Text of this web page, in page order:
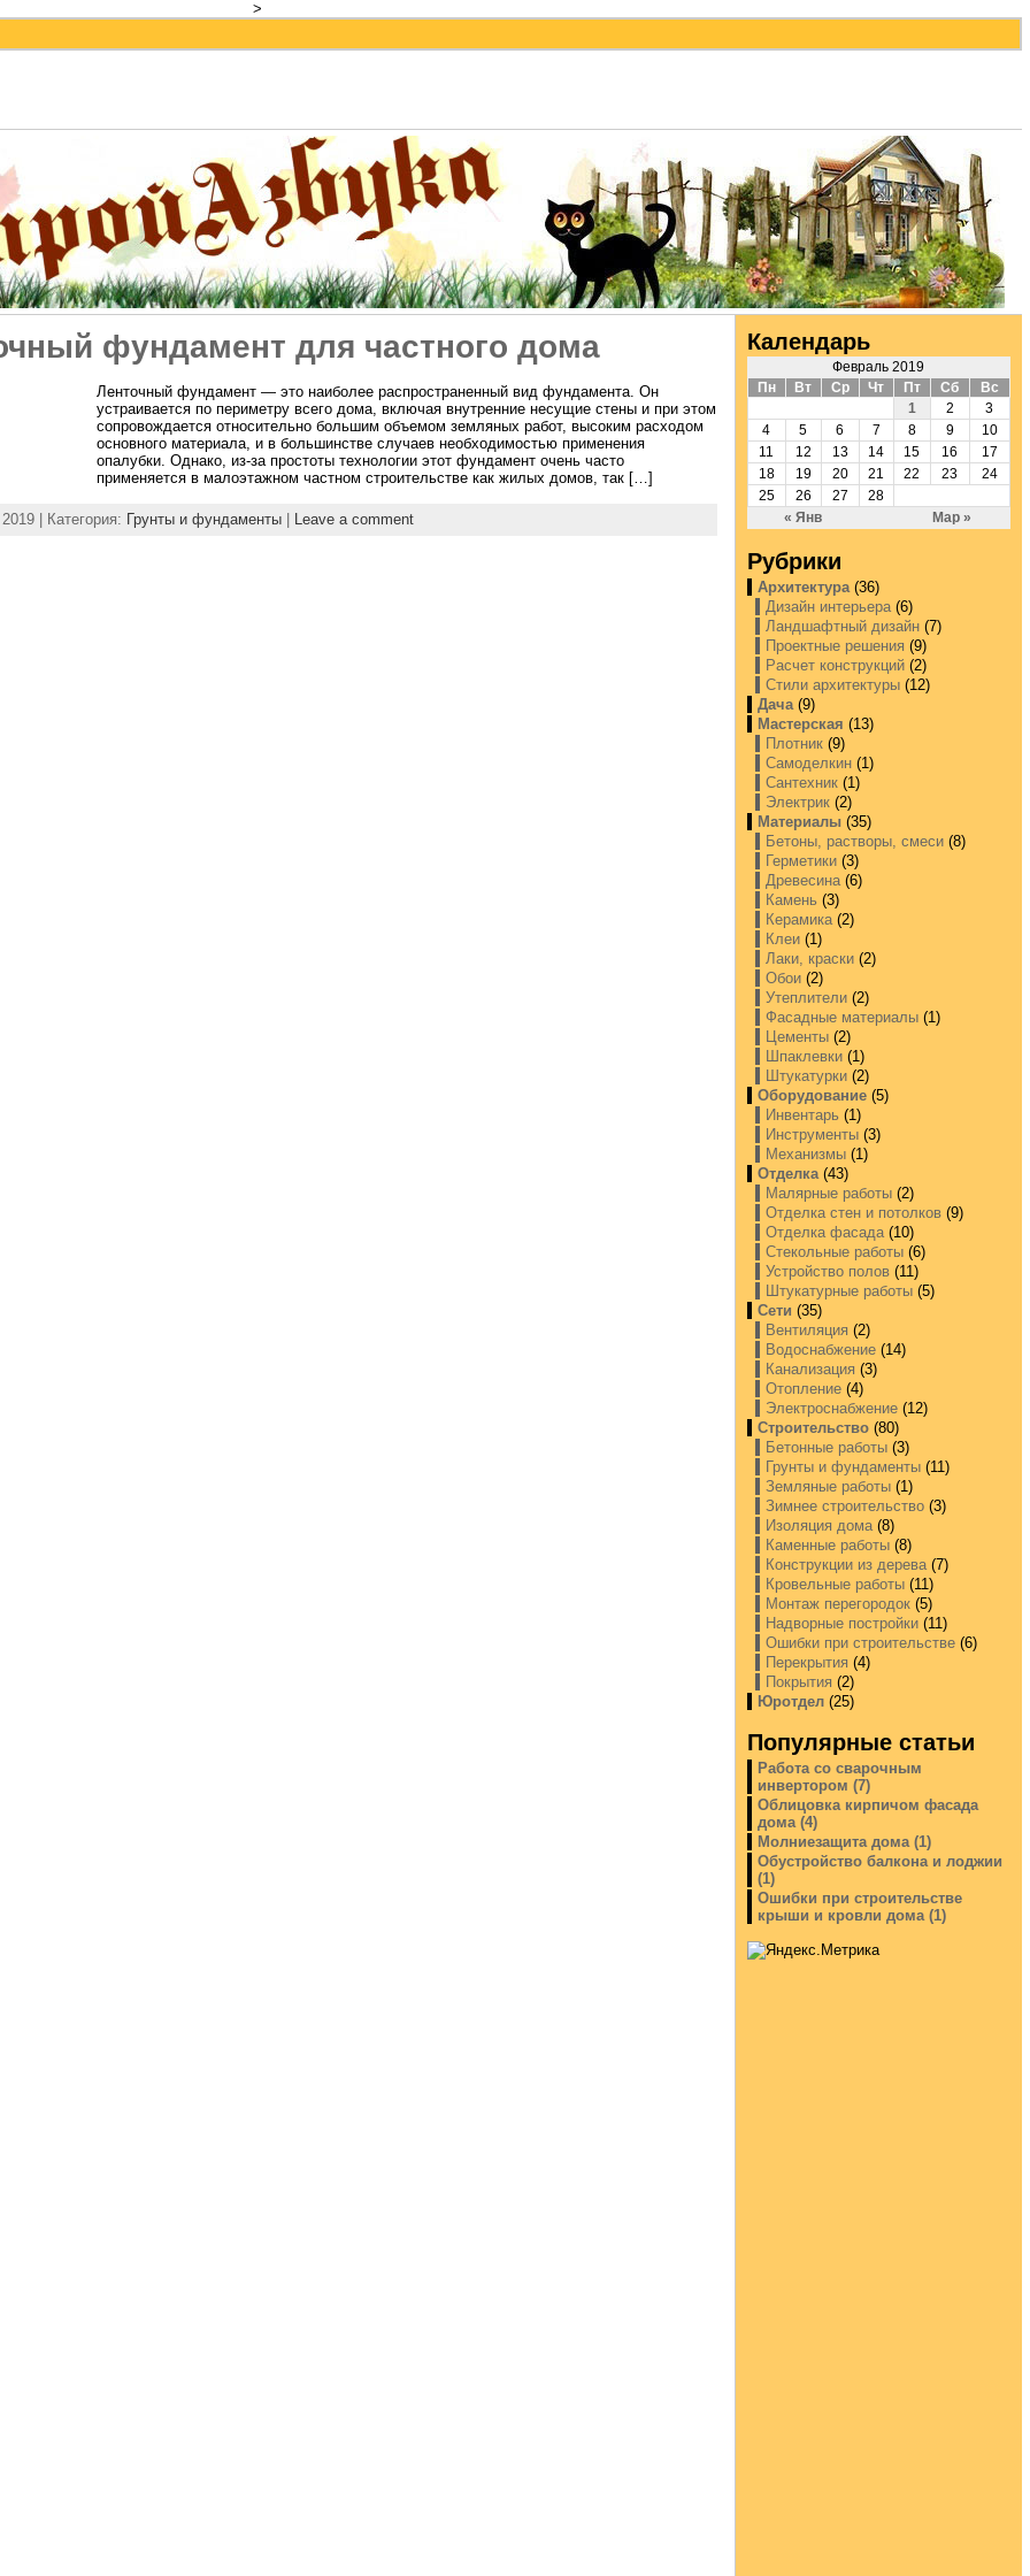
>
фундамент для частного дома
Ленточный фундамент — это наиболее распространенный вид фундамента. Он
устраивается по периметру всего дома, включая внутренние несущие стены и при этом
сопровождается относительно большим объемом земляных работ, высоким расходом
основного материала, и в большинстве случаев необходимостью применения
опалубки. Однако, из-за простоты технологии этот фундамент очень часто
применяется в малоэтажном частном строительстве как жилых домов, так […]
| Категория: Грунты и фундаменты| Leave a comment
Календарь
Февраль 2019
Пн
Вт Ср Чт Пт Сб Вс
« Янв Мар »
1 2
3
4
5 6 7 8 9
10
11
12 13 14 15 16
17
18
19 20 21 22 23
24
25
26 27 28
Рубрики
Архитектура(36)
Дизайн интерьера(6)
Ландшафтный дизайн(7)
Проектные решения (9)
Расчет конструкций(2)
Стили архитектуры(12)
Дача(9)
Мастерская (13)
Плотник(9)
Самоделкин(1)
Сантехник(1)
Электрик(2)
Материалы(35)
Бетоны, растворы, смеси(8)
Герметики(3)
Древесина(6)
Камень (3)
Керамика(2)
Клеи(1)
Лаки, краски(2)
Обои(2)
Утеплители(2)
Фасадные материалы(1)
Цементы(2)
Шпаклевки(1)
Штукатурки(2)
Оборудование(5)
Инвентарь (1)
Инструменты(3)
Механизмы(1)
Отделка(43)
Малярные работы(2)
Отделка стен и потолков(9)
Отделка фасада(10)
Стекольные работы(6)
Устройство полов(11)
Штукатурные работы(5)
Сети (35)
Вентиляция (2)
Водоснабжение(14)
Канализация (3)
Отопление(4)
Электроснабжение(12)
Строительство(80)
Бетонные работы(3)
Грунты и фундаменты(11)
Земляные работы(1)
Зимнее строительство(3)
Изоляция дома(8)
Каменные работы(8)
Конструкции из дерева(7)
Кровельные работы(11)
Монтаж перегородок(5)
Надворные постройки(11)
Ошибки при строительстве(6)
Перекрытия (4)
Покрытия (2)
Юротдел(25)
Популярные статьи
Работа со сварочным
инвертором (7)
Облицовка кирпичом фасада
дома (4)
Молниезащита дома (1)
Обустройство балкона и лоджии
(1)
Ошибки при строительстве
крыши и кровли дома (1)